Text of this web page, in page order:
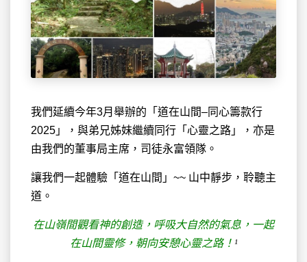
我們延續今年3月舉辦的「道在山間–同心籌款行
2025」，與弟兄姊妹繼續同行「心靈之路」，亦是
由我們的董事局主席，司徒永富領隊。
讓我們一起體驗「道在山間」~~ 山中靜步，聆聽主
道。
在山嶺間觀看神的創造，呼吸大自然的氣息，一起
在山間靈修，朝向安憩心靈之路！ ¹